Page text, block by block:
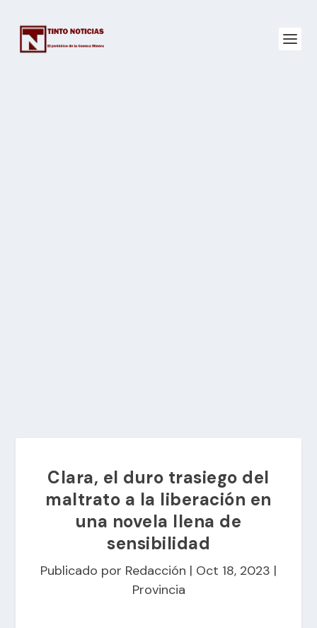
Clara, el duro trasiego del
maltrato a la liberación en
una novela llena de
sensibilidad
Publicado por Redacción | Oct 18, 2023 |
Provincia